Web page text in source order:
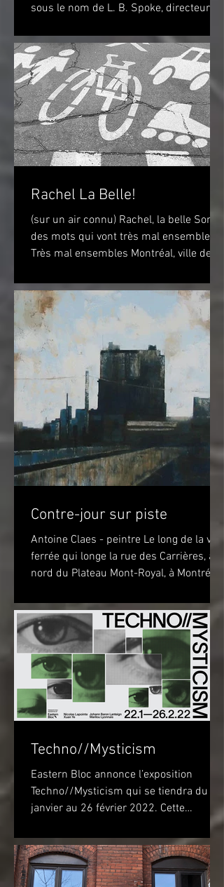
sous le nom de L. B. Spoke, directeur de
Lautrec 1898 (huile...
Rachel La Belle!
(sur un air connu) Rachel, la belle Sont
des mots qui vont très mal ensembles
Très mal ensembles Montréal, ville de
Contre-jour sur piste
Antoine Claes - peintre Le long de la voie
ferrée qui longe la rue des Carrières, au
nord du Plateau Mont-Royal, à Montréal,
Techno//Mysticism
Eastern Bloc annonce l’exposition
Techno//Mysticism qui se tiendra du 22
janvier au 26 février 2022. Cette